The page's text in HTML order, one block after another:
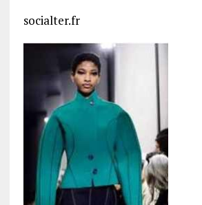
socialter.fr